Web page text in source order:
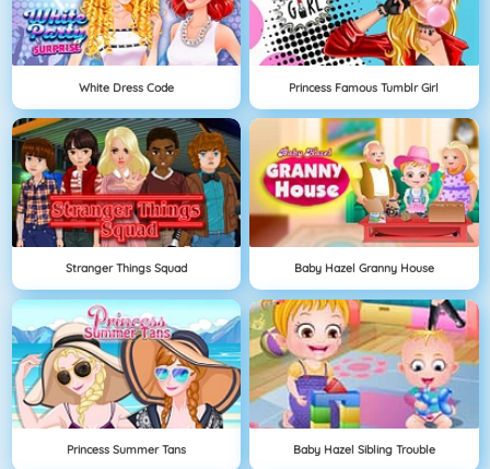
White Dress Code Princess Famous Tumblr Girl
Stranger Things Squad Baby Hazel Granny House
Princess Summer Tans Baby Hazel Sibling Trouble